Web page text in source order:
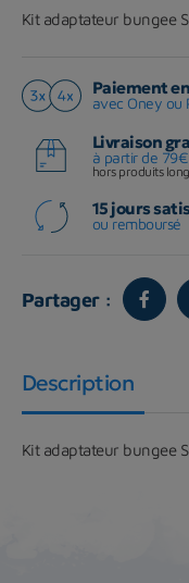
Kit adaptateur bungee
Paiement
avec Oney ou
Livraison
à partir de
hors produits
15 jours
ou remboursé
Partager :
Description
Kit adaptateur bungee